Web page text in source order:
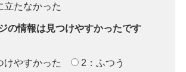
立たなかった
の情報は見つけやすかったです
けやすかった
2：ふつう